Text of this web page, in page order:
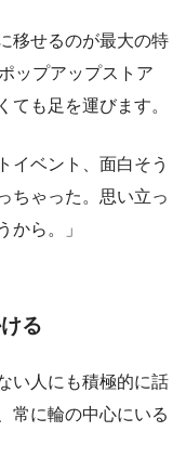
移せるのが最大の特
ップアップストア
ても足を運びます。
イベント、面白そう
ちゃった。思い立っ
から。」
る
い人にも積極的に話
常に輪の中心にいる